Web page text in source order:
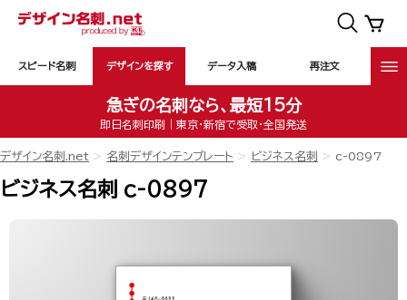
スピード名刺 デザインを探す データ入稿 再注文
急ぎの名刺なら、最短15分
即日名刺印刷｜東京・新宿で受取・全国発送
デザイン名刺.net 名刺デザインテンプレート ビジネス名刺 c-0897
ビジネス名刺 c-0897